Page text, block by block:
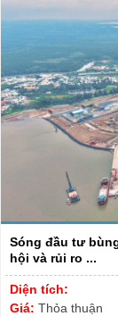
Sóng đầu tư
hội và rủi ro ...
Diện tích:
Giá: Thỏa thuận